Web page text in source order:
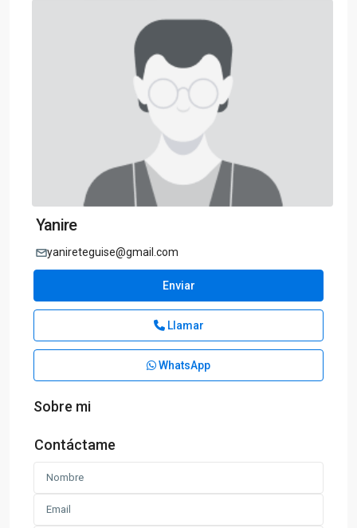
Yanire
yanireteguise@gmail.com
Enviar
Llamar
WhatsApp
Sobre mi
Contáctame